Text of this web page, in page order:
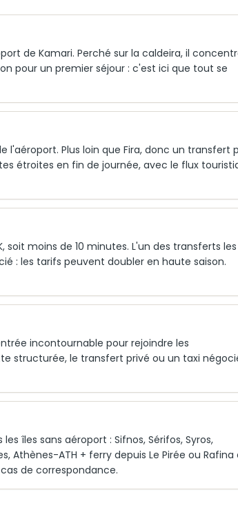
de Kamari. Perché sur la caldeira, il
pour un premier séjour : c'est ici que tout se
l'aéroport. Plus loin que Fira, donc un transfert
étroites en fin de journée, avec le flux
moins de 10 minutes. L'un des transferts
: les tarifs peuvent doubler en haute saison.
incontournable pour rejoindre les
structurée, le transfert privé ou un taxi
îles sans aéroport : Sifnos, Sérifos, Syros,
Athènes-ATH + ferry depuis Le Pirée ou Rafina
de correspondance.